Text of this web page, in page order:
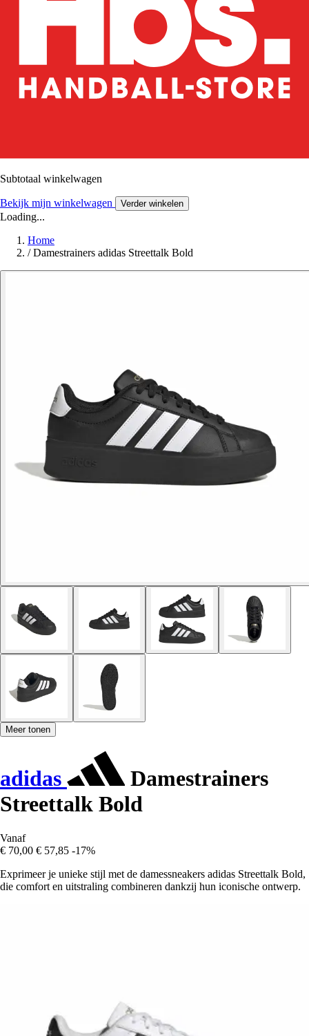
Subtotaal winkelwagen
Bekijk mijn winkelwagen Verder winkelen
Loading...
Home
/ Damestrainers adidas Streettalk Bold
Meer tonen
adidas
Damestrainers
Streettalk Bold
Vanaf
€ 70,00 € 57,85 -17%
Exprimeer je unieke stijl met de damessneakers adidas Streettalk Bold,
die comfort en uitstraling combineren dankzij hun iconische ontwerp.